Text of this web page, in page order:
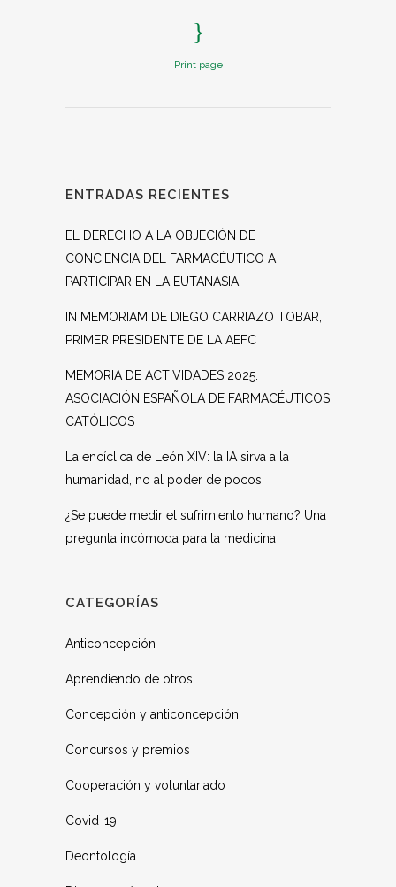
Print page
ENTRADAS RECIENTES
EL DERECHO A LA OBJECIÓN DE
CONCIENCIA DEL FARMACÉUTICO A
PARTICIPAR EN LA EUTANASIA
IN MEMORIAM DE DIEGO CARRIAZO TOBAR,
PRIMER PRESIDENTE DE LA AEFC
MEMORIA DE ACTIVIDADES 2025.
ASOCIACIÓN ESPAÑOLA DE FARMACÉUTICOS
CATÓLICOS
La encíclica de León XIV: la IA sirva a la
humanidad, no al poder de pocos
¿Se puede medir el sufrimiento humano? Una
pregunta incómoda para la medicina
CATEGORÍAS
Anticoncepción
Aprendiendo de otros
Concepción y anticoncepción
Concursos y premios
Cooperación y voluntariado
Covid-19
Deontología